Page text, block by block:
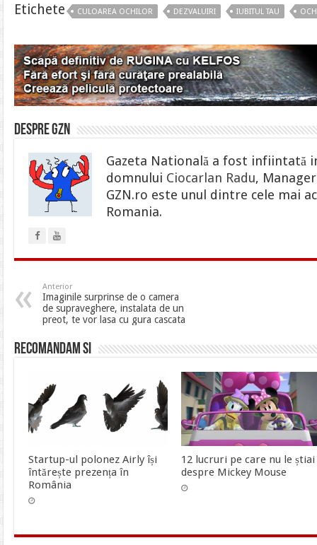
Etichete CULOAREA OCHILOR DEZVALUIRI IUBITUL TAU
Despre gzn
Gazeta Natională a fost infiintată
domnului Ciocarlan Radu,
GZN.ro este unul dintre cele mai
Romania.
Anterior
Imaginile surprinse de o camera
de supraveghere, instalata de un
preot, te vor lasa cu gura cascata
Recomandam si
Startup-ul polonez Airly își
întărește prezența în
România
12 lucruri pe care nu le știai
despre Mickey Mouse